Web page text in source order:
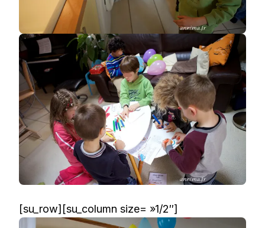
[su_row][su_column size= »1/2″]